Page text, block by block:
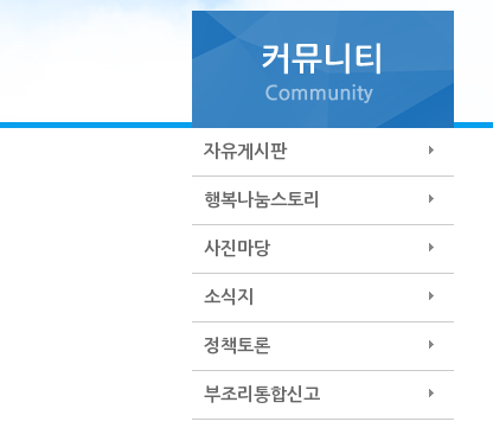
자유게시판
행복나눔스토리
사진마당
소식지
정책토론
부조리통합신고